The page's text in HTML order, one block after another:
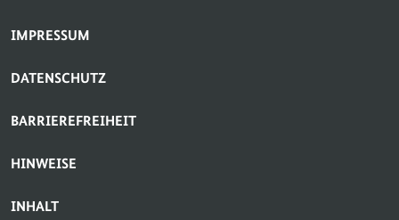
SERVICE-NAVIGATION FUSSBEREICH
IMPRESSUM
DATENSCHUTZ
BARRIEREFREIHEIT
HINWEISE
INHALT